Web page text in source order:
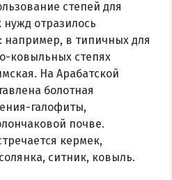
степей для
нужд отразилось
например, в типичных для
ковыльных степях
На Арабатской
болотная
галофиты,
почве.
кермек,
ситник, ковыль.